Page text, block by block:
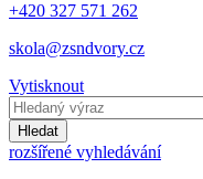
+420 327 571 262
skola@zsndvory.cz
Vytisknout
Hledat
rozšířené vyhledávání